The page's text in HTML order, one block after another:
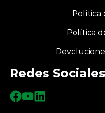
Política
Política
Redes Sociales